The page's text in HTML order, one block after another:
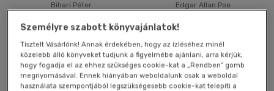
Bihari Péter
E-könyv
Árinformációk
Kiadói ár:3 500 Ft
Edgar Allan Poe
Árinformációk
Borító ár:3 990 Ft
Személyre szabott könyvajánlatok!
Tisztelt Vásárlónk! Annak érdekében, hogy az ízléséhez minél
közelebb álló könyveket tudjunk a figyelmébe ajánlani, arra kérjük,
hogy fogadja el az ehhez szükséges cookie-kat a „Rendben” gomb
megnyomásával. Ennek hiányában weboldalunk csak a weboldal
használata szempontjából legszükségesebb cookie-kat telepíti a